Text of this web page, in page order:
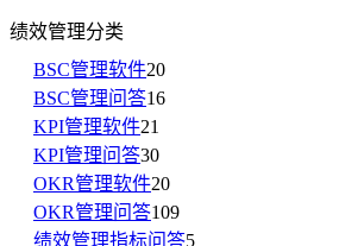
绩效管理分类
BSC管理软件20
BSC管理问答16
KPI管理软件21
KPI管理问答30
OKR管理软件20
OKR管理问答109
绩效管理指标问答5